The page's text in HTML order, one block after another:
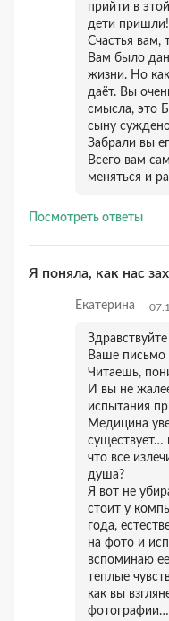
прийти в
дети
Счастья вам,
Вам было
жизни. Но
даёт. Вы
смысла, это
сыну
Забрали вы
Всего вам
меняться и
Посмотреть ответы
Я поняла, как нас
Екатерина
Здравствуйте
Ваше письмо
Читаешь,
И вы не
испытания
Медицина
существует…
что все
душа?
Я вот не
стоит у
года,
на фото и
вспоминаю
теплые
как вы
фотографии…